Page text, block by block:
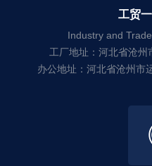
工贸
Industry and
工厂地址：河北省沧州
办公地址：河北省沧州市